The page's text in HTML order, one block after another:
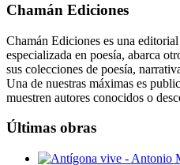
Chamán Ediciones
Chamán Ediciones es una
especializada en poesía, abarca
sus colecciones de poesía,
Una de nuestras máximas es
muestren autores conocidos o
Últimas obras